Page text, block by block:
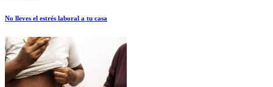
No lleves el estrés laboral a tu casa